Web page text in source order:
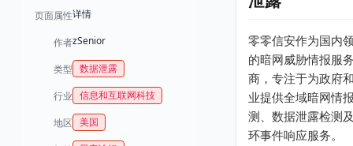
页面属性详情
作者zSenior
类型 数据泄露
行业 信息和互联网科技
地区 美国
零零信安作为国内
的暗网威胁情报服
商，专注于为政府
业提供全域暗网情
测、数据泄露检测
环事件响应服务。